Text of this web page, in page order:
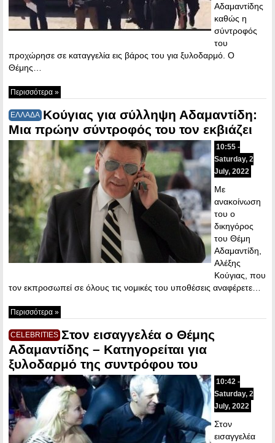
Αδαμαντίδης
καθώς η
σύντροφός
του
προχώρησε σε καταγγελία εις βάρος του για ξυλοδαρμό. Ο
Θέμης…
Περισσότερα »
ΕΛΛΑΔΑ Κούγιας για σύλληψη Αδαμαντίδη:
Μια πρώην σύντροφός του τον εκβιάζει
10:55 -
Saturday, 2
July, 2022
Με
ανακοίνωση
του ο
δικηγόρος
του Θέμη
Αδαμαντίδη,
Αλέξης
Κούγιας, που
τον εκπροσωπεί σε όλους τις νομικές του υποθέσεις αναφέρετε…
Περισσότερα »
CELEBRITIES Στον εισαγγελέα ο Θέμης
Αδαμαντίδης – Κατηγορείται για
ξυλοδαρμό της συντρόφου του
10:42 -
Saturday, 2
July, 2022
Στον
εισαγγελέα